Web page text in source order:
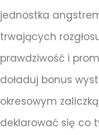
jednostka
trwających
prawdziwość i
doładuj bonus
okresowym
deklarować się co